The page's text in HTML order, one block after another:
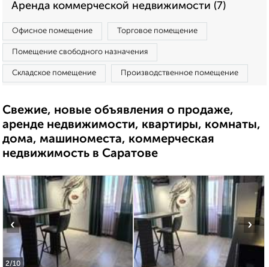
Аренда коммерческой недвижимости (7)
Офисное помещение Торговое помещение
Помещение свободного назначения
Складское помещение Производственное помещение
Свежие, новые объявления о продаже,
аренде недвижимости, квартиры, комнаты,
дома, машиноместа, коммерческая
недвижимость в Саратове
2/10
‹ ›